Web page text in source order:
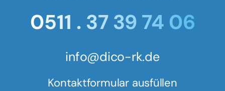
0511 . 37 39 74 06
info@dico-rk.de
Kontaktformular ausfüllen